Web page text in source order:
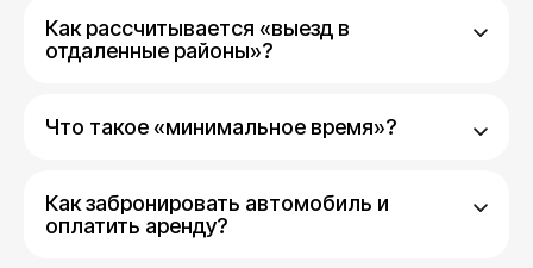
Как рассчитывается «выезд в
отдаленные районы»?
Что такое «минимальное время»?
Как забронировать автомобиль и
оплатить аренду?